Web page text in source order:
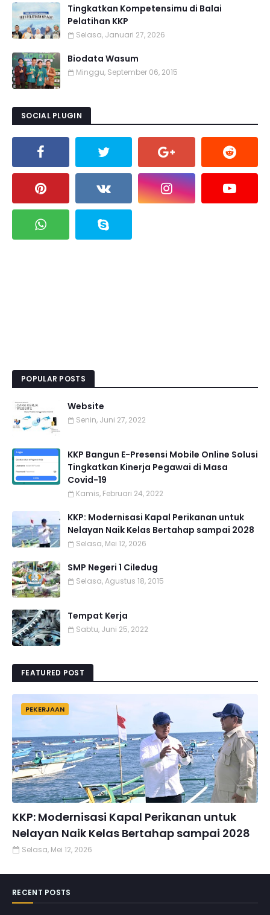
Tingkatkan Kompetensimu di Balai
Pelatihan KKP
Selasa, Januari 27, 2026
Biodata Wasum
Minggu, September 06, 2015
SOCIAL PLUGIN
POPULAR POSTS
Website
Senin, Juni 27, 2022
KKP Bangun E-Presensi Mobile Online Solusi
Tingkatkan Kinerja Pegawai di Masa
Covid-19
Kamis, Februari 24, 2022
KKP: Modernisasi Kapal Perikanan untuk
Nelayan Naik Kelas Bertahap sampai 2028
Selasa, Mei 12, 2026
SMP Negeri 1 Ciledug
Selasa, Agustus 18, 2015
Tempat Kerja
Sabtu, Juni 25, 2022
FEATURED POST
PEKERJAAN
KKP: Modernisasi Kapal Perikanan untuk
Nelayan Naik Kelas Bertahap sampai 2028
Selasa, Mei 12, 2026
RECENT POSTS